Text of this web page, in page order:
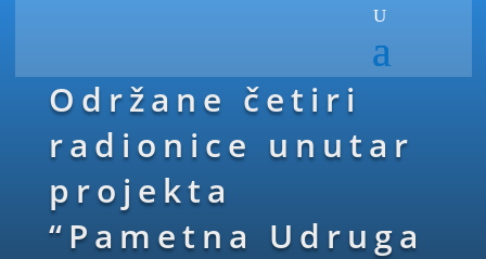
Održane četiri
radionice unutar
projekta
“Pametna Udruga